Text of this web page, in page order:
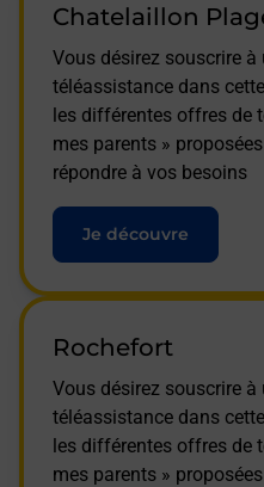
Chatelaillon
Vous désirez souscrire à
téléassistance dans
les différentes offres de
mes parents »
répondre à vos besoins
Je découvre
Rochefort
Vous désirez souscrire à
téléassistance dans
les différentes offres de
mes parents »